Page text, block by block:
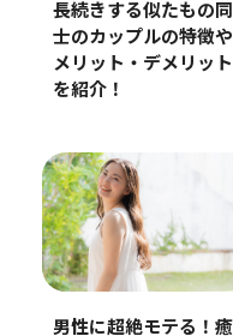
長続きする似たもの同
士のカップルの特徴や
メリット・デメリット
を紹介！
男性に超絶モテる！癒